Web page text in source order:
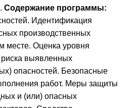
Содержание программы:
Идентификация
производственных
месте. Оценка уровня
выявленных
опасностей. Безопасные
работ. Меры защиты
и (или) опасных